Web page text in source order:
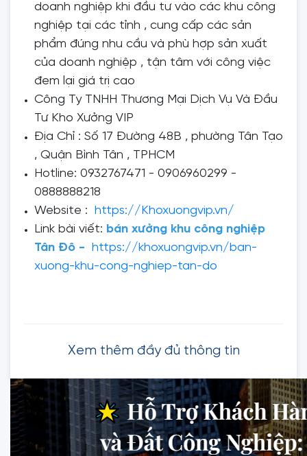
doanh nghiệp khi đầu tư vào các khu công
nghiệp tại các tỉnh , cung cấp các sản
phẩm đúng nhu cầu và phù hợp sản xuất
của doanh nghiệp , tận tâm với công việc
đem lại giá trị cao
Công Ty TNHH Thương Mại Dịch Vụ Và Đầu
Tư Kho Xưởng VIP
Địa Chỉ : Số 17 Đường 48B , phường Tân Tạo
, Quận Bình Tân , TPHCM
Hotline: 0932767471 - 0906960299 -
0888888218
Website : https://Khoxuongvip.vn/
Link bài viết: bán xưởng khu công nghiệp
Tân Đô - https://khoxuongvip.vn/ban-
xuong-khu-cong-nghiep-tan-do
Xem thêm đầy đủ thông tin